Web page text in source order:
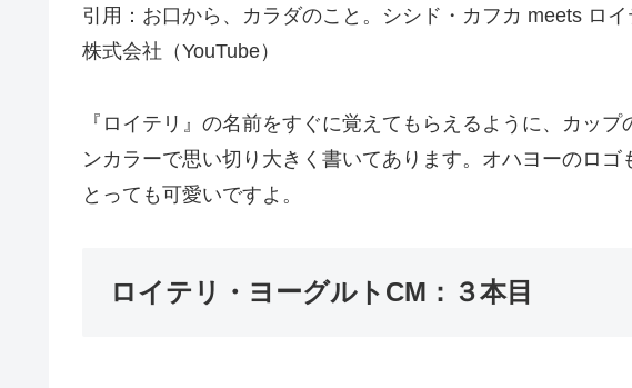
引用：お口から、カラダのこと。シシド・カフカ meets ロ
株式会社（YouTube）
『ロイテリ』の名前をすぐに覚えてもらえるように、カッ
ンカラーで思い切り大きく書いてあります。オハヨーのロゴ
とっても可愛いですよ。
ロイテリ・ヨーグルトCM：３本目